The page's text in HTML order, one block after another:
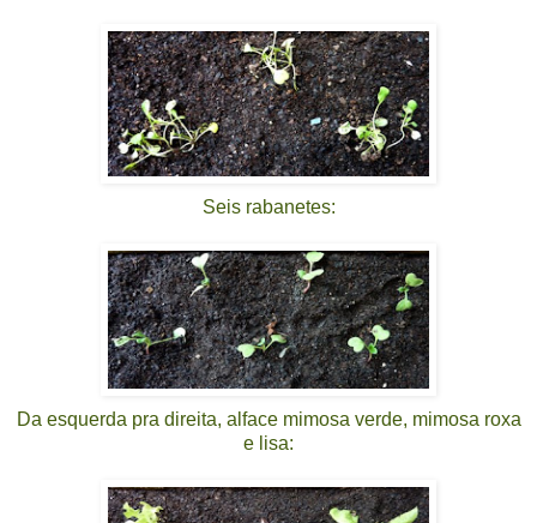
Seis rabanetes:
Da esquerda pra direita, alface mimosa verde, mimosa roxa
e lisa: